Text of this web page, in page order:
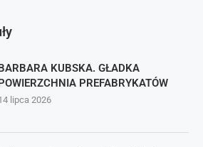
KUBSKA. GŁADKA
PREFABRYKATÓW
lipca 2026